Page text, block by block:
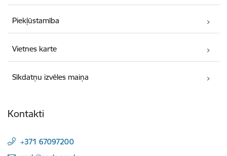
Piekļūstamība
Vietnes karte
Sīkdatņu izvēles maiņa
Kontakti
+371 67097200